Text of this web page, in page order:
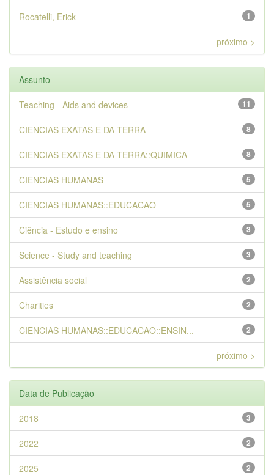
1
Rocatelli, Erick
próximo >
Assunto
11
Teaching - Aids and devices
8
CIENCIAS EXATAS E DA TERRA
8
CIENCIAS EXATAS E DA TERRA::QUIMICA
5
CIENCIAS HUMANAS
5
CIENCIAS HUMANAS::EDUCACAO
3
Ciência - Estudo e ensino
3
Science - Study and teaching
2
Assistência social
2
Charities
2
CIENCIAS HUMANAS::EDUCACAO::ENSIN...
próximo >
Data de Publicação
3
2018
2
2022
2
2025